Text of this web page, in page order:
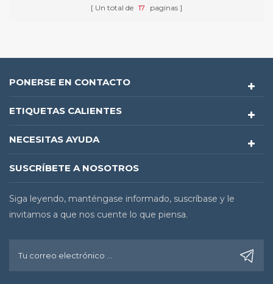
Un total de 17 paginas
PONERSE EN CONTACTO
ETIQUETAS CALIENTES
NECESITAS AYUDA
SUSCRÍBETE A NOSOTROS
Siga leyendo, manténgase informado, suscríbase y le
invitamos a que nos cuente lo que piensa.